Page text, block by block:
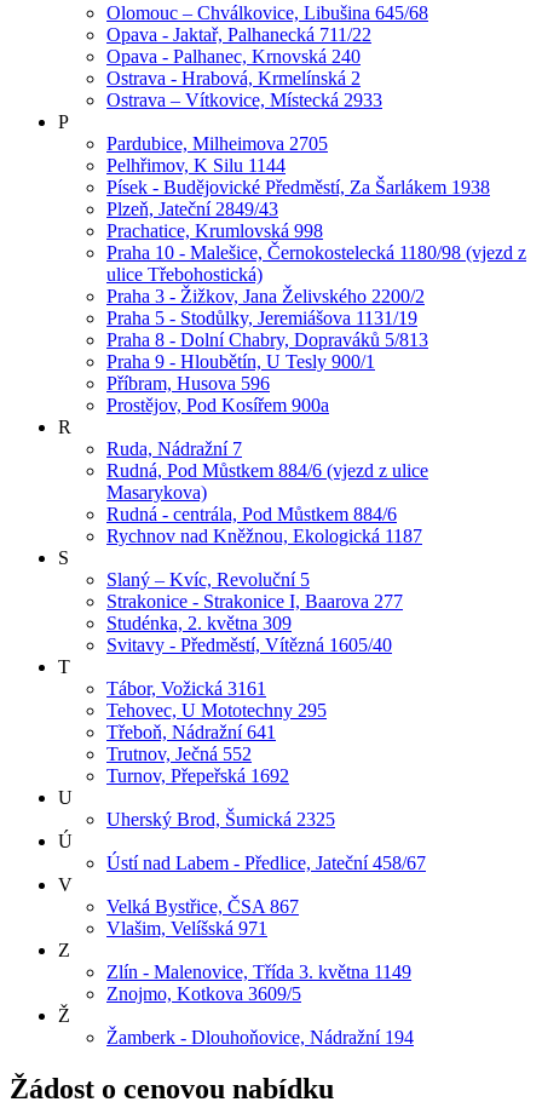
Olomouc – Chválkovice, Libušina 645/68
Opava - Jaktař, Palhanecká 711/22
Opava - Palhanec, Krnovská 240
Ostrava - Hrabová, Krmelínská 2
Ostrava – Vítkovice, Místecká 2933
P
Pardubice, Milheimova 2705
Pelhřimov, K Silu 1144
Písek - Budějovické Předměstí, Za Šarlákem 1938
Plzeň, Jateční 2849/43
Prachatice, Krumlovská 998
Praha 10 - Malešice, Černokostelecká 1180/98 (vjezd z
ulice Třebohostická)
Praha 3 - Žižkov, Jana Želivského 2200/2
Praha 5 - Stodůlky, Jeremiášova 1131/19
Praha 8 - Dolní Chabry, Dopraváků 5/813
Praha 9 - Hloubětín, U Tesly 900/1
Příbram, Husova 596
Prostějov, Pod Kosířem 900a
R
Ruda, Nádražní 7
Rudná, Pod Můstkem 884/6 (vjezd z ulice
Masarykova)
Rudná - centrála, Pod Můstkem 884/6
Rychnov nad Kněžnou, Ekologická 1187
S
Slaný – Kvíc, Revoluční 5
Strakonice - Strakonice I, Baarova 277
Studénka, 2. května 309
Svitavy - Předměstí, Vítězná 1605/40
T
Tábor, Vožická 3161
Tehovec, U Mototechny 295
Třeboň, Nádražní 641
Trutnov, Ječná 552
Turnov, Přepeřská 1692
U
Uherský Brod, Šumická 2325
Ú
Ústí nad Labem - Předlice, Jateční 458/67
V
Velká Bystřice, ČSA 867
Vlašim, Velíšská 971
Z
Zlín - Malenovice, Třída 3. května 1149
Znojmo, Kotkova 3609/5
Ž
Žamberk - Dlouhoňovice, Nádražní 194
Žádost o cenovou nabídku